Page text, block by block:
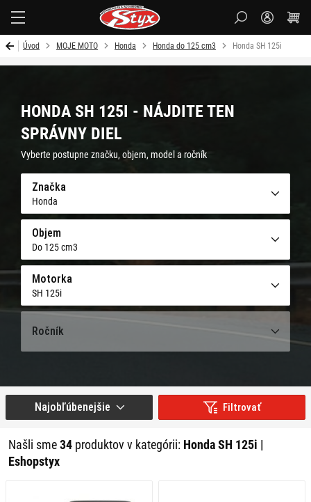
Úvod MOJE MOTO Honda Honda do 125 cm3 Honda SH 125i
HONDA SH 125I - NÁJDITE TEN
SPRÁVNY DIEL
Vyberte postupne značku, objem, model a ročník
Značka
Honda
Objem
Do 125 cm3
Motorka
SH 125i
Ročník
Filtrovať
Našli sme34 produktov v kategórii: Honda SH 125i |
Eshopstyx
Najobľúbenejšie